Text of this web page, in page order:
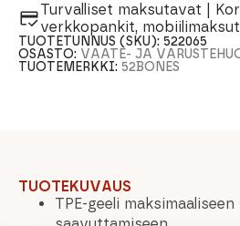
Turvalliset maksutavat |
verkkopankit, mobiilimaksut
TUOTETUNNUS (SKU): 522065
OSASTO: VAATE- JA
TUOTEMERKKI: 52BONES
TUOTEKUVAUS
TPE-geeli